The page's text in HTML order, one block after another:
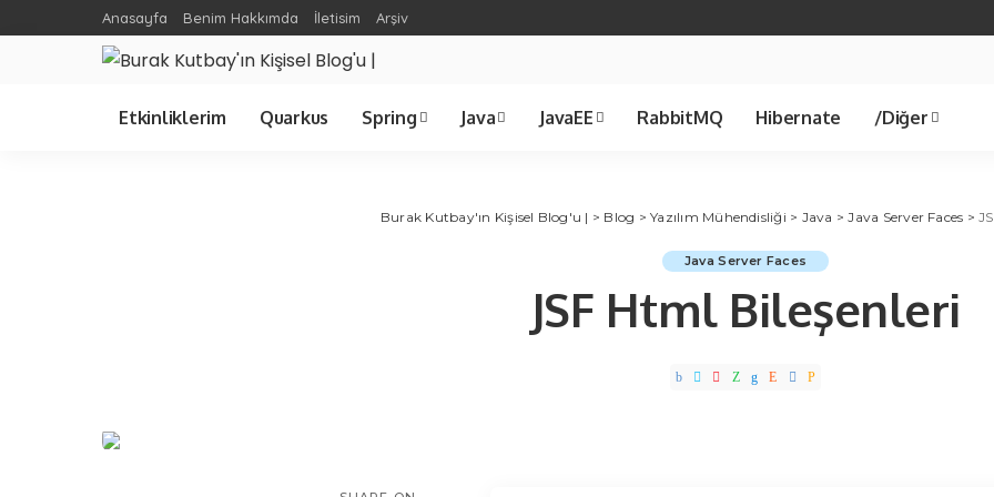
Anasayfa Benim Hakkımda İletisim Arşiv
Etkinliklerim Quarkus Spring
Template
Java JavaEE RabbitMQ Hibernate /Diğer
Burak Kutbay'ın Kişisel Blog'u | > Blog >Yazılım Mühendisliği > Java >Java Server Faces >
Java Server Faces
JSF Html Bileşenleri